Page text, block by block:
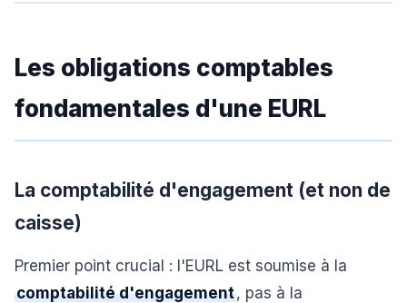
Les obligations comptables
fondamentales d'une EURL
La comptabilité d'engagement (et non de
caisse)
Premier point crucial : l'EURL est soumise à la
comptabilité d'engagement, pas à la